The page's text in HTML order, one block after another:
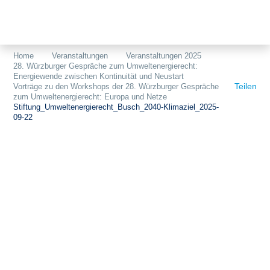
Europa
Flächen
Publikationen
News
Home Veranstaltungen
Veranstaltungen 2025
28. Würzburger Gespräche zum Umweltenergierecht:
Energiewende zwischen Kontinuität und Neustart
Vorträge zu den Workshops der 28. Würzburger Gespräche
zum Umweltenergierecht: Europa und Netze
Stiftung_Umweltenergierecht_Busch_2040-Klimaziel_2025-
09-22
Teilen